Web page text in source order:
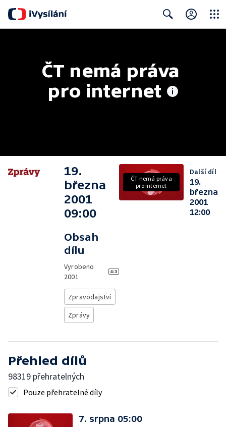
ČT nemá práva
pro internet
19.
března
2001
09:00
Obsah
dílu
Vyrobeno
2001
Zpravodajství
Zprávy
ČT nemá práva
pro internet
Další díl
19.
března
2001
12:00
Přehled dílů
98319 přehratelných
Pouze přehratelné díly
7. srpna 05:00